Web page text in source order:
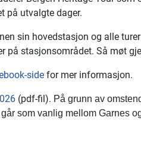
på utvalgte dager.
sin hovedstasjon og alle
på stasjonsområdet. Så møt
side for mer informasjon.
(pdf-fil). På grunn av
som vanlig mellom Garnes